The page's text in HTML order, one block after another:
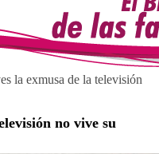
la exmusa de la televisión
no vive su